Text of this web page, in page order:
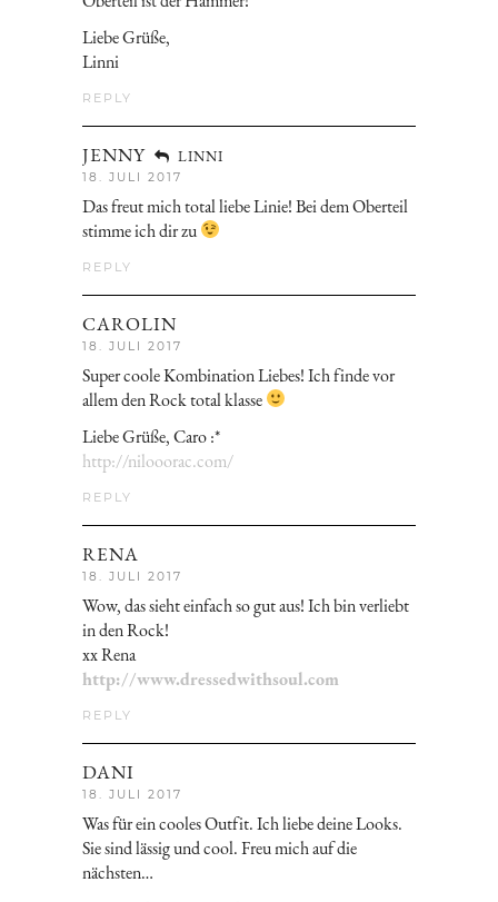
Liebe Grüße,
Linni
REPLY
JENNY LINNI
18. JULI 2017
Das freut mich total liebe Linie! Bei dem Oberteil
stimme ich dir zu
REPLY
CAROLIN
18. JULI 2017
Super coole Kombination Liebes! Ich finde vor
allem den Rock total klasse
Liebe Grüße, Caro :*
http://nilooorac.com/
REPLY
RENA
18. JULI 2017
Wow, das sieht einfach so gut aus! Ich bin verliebt
in den Rock!
xx Rena
http://www.dressedwithsoul.com
REPLY
DANI
18. JULI 2017
Was für ein cooles Outfit. Ich liebe deine Looks.
Sie sind lässig und cool. Freu mich auf die
nächsten…